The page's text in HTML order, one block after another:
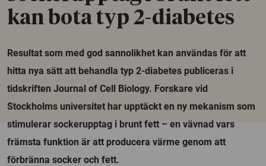
kan bota typ 2-diabetes
Resultat som med god sannolikhet kan användas för att
hitta nya sätt att behandla typ 2-diabetes publiceras i
tidskriften Journal of Cell Biology. Forskare vid
Stockholms universitet har upptäckt en ny mekanism som
stimulerar sockerupptag i brunt fett – en vävnad vars
främsta funktion är att producera värme genom att
förbränna socker och fett.